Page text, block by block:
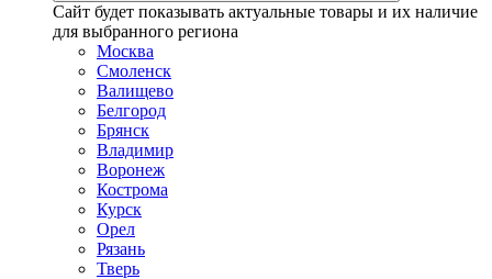
Сайт будет показывать актуальные товары и их наличие
для выбранного региона
Москва
Смоленск
Валищево
Белгород
Брянск
Владимир
Воронеж
Кострома
Курск
Орел
Рязань
Тверь